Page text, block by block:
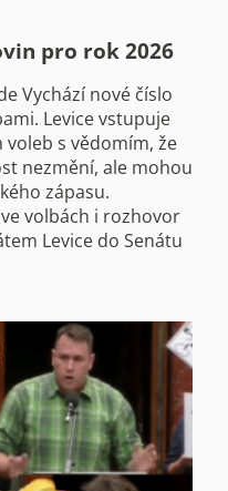
pro rok 2026
Vychází nové číslo
Levice vstupuje
s vědomím, že
nezmění, ale mohou
zápasu.
volbách i rozhovor
Levice do Senátu